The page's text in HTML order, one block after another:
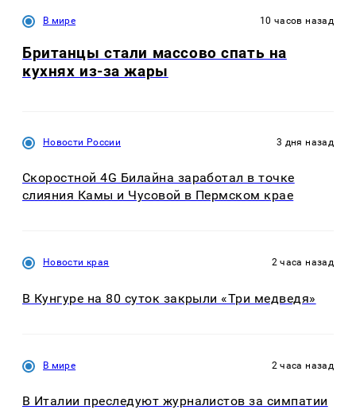
В мире 10 часов назад
Британцы стали массово спать на
кухнях из-за жары
Новости России 3 дня назад
Скоростной 4G Билайна заработал в точке
слияния Камы и Чусовой в Пермском крае
Новости края 2 часа назад
В Кунгуре на 80 суток закрыли «Три медведя»
В мире 2 часа назад
В Италии преследуют журналистов за симпатии